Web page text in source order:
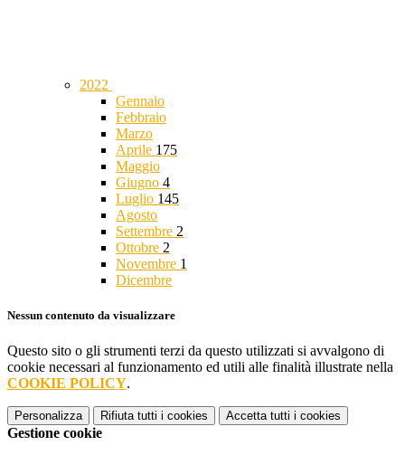
2022
Gennaio
Febbraio
Marzo
Aprile 175
Maggio
Giugno 4
Luglio 145
Agosto
Settembre 2
Ottobre 2
Novembre 1
Dicembre
Nessun contenuto da visualizzare
Questo sito o gli strumenti terzi da questo utilizzati si avvalgono di
cookie necessari al funzionamento ed utili alle finalità illustrate nella
COOKIE POLICY.
Personalizza Rifiuta tutti i cookies Accetta tutti i cookies
Gestione cookie